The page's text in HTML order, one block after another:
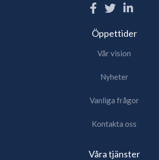
Öppettider
Vår vision
Nyheter
Vanliga frågor
Kontakta oss
Våra tjänster